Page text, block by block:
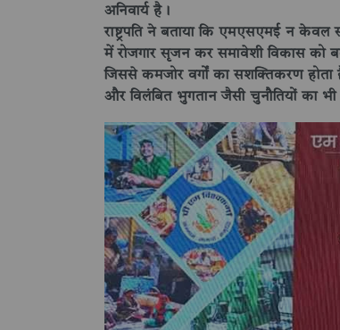
अनिवार्य है।
राष्ट्रपति ने बताया कि एमएसएमई न केवल
में रोजगार सृजन कर समावेशी विकास को
जिससे कमजोर वर्गों का सशक्तिकरण होता
और विलंबित भुगतान जैसी चुनौतियों का भी